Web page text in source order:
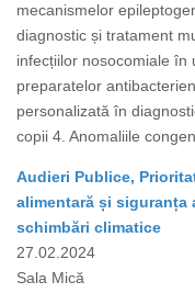
mecanismelor
diagnostic și tratament
infecțiilor nosocomiale în
preparatelor
personalizată în
copii 4. Anomaliile
Audieri Publice,
alimentară și siguranța
schimbări climatice
27.02.2024
Sala Mică